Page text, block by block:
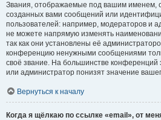
Звания, отображаемые под вашим именем,
созданных вами сообщений или
пользователей: например, модераторов и
не можете напрямую изменять
так как они установлены её
конференцию ненужными сообщениями
своё звание. На большинстве
или администратор понизят значение
Вернуться к началу
Когда я щёлкаю по ссылке «email», от